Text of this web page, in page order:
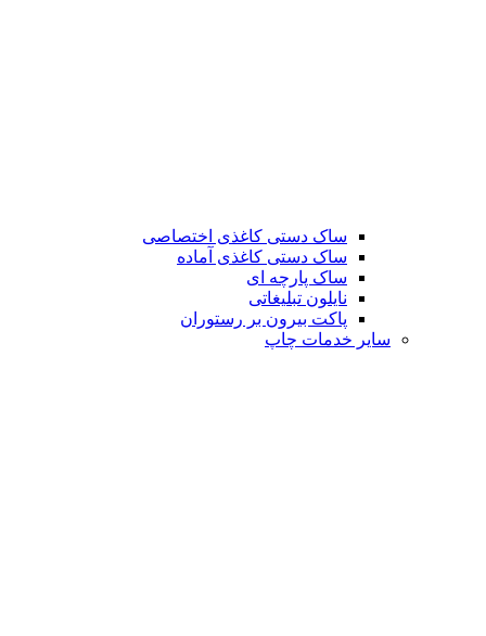
ساک دستی کاغذی اختصاصی
ساک دستی کاغذی آماده
ساک پارچه ای
نایلون تبلیغاتی
پاکت بیرون بر رستوران
سایر خدمات چاپ